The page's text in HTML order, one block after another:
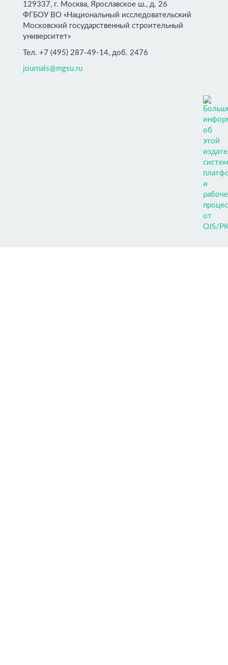
129337, г. Москва, Ярославское ш., д. 26
ФГБОУ ВО «Национальный исследовательский
Московский государственный строительный
университет»
Тел. +7 (495) 287-49-14, доб. 2476
journals@mgsu.ru